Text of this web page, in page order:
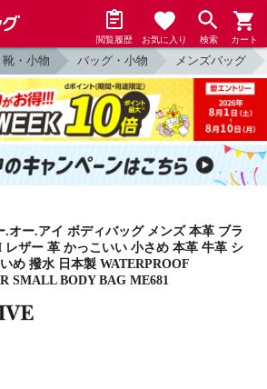
閲覧履歴 お気に入り 検索 カート
・小物 バッグ・小物 メンズバッグ
.オー.アイ ボディバッグ メンズ 本革 ブラ
ザー 革 かっこいい 小さめ 本革 牛革 シ
め 撥水 日本製 WATERPROOF
SMALL BODY BAG ME681